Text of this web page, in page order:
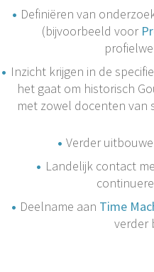
Definiëren van
(bijvoorbeeld voor
Inzicht krijgen in de
het gaat om historisch
met zowel docenten van
Verder
Landelijk contact
Deelname aan Time
verder